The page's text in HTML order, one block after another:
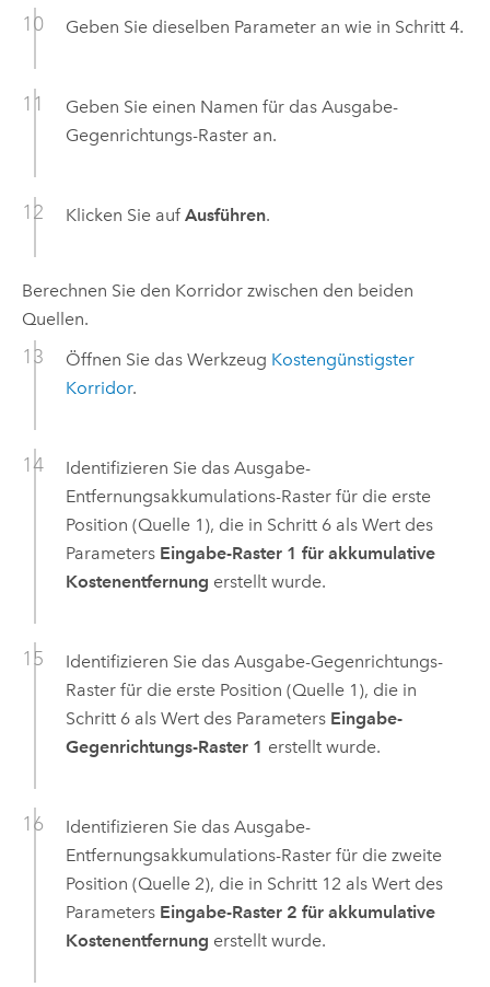
Geben Sie dieselben Parameter an wie in Schritt 4.
Geben Sie einen Namen für das Ausgabe-
Gegenrichtungs-Raster an.
Klicken Sie auf Ausführen.
Berechnen Sie den Korridor zwischen den beiden
Quellen.
Öffnen Sie das Werkzeug Kostengünstigster
Korridor.
Identifizieren Sie das Ausgabe-
Entfernungsakkumulations-Raster für die erste
Position (Quelle 1), die in Schritt 6 als Wert des
Parameters Eingabe-Raster 1 für akkumulative
Kostenentfernung erstellt wurde.
Identifizieren Sie das Ausgabe-Gegenrichtungs-
Raster für die erste Position (Quelle 1), die in
Schritt 6 als Wert des Parameters Eingabe-
Gegenrichtungs-Raster 1 erstellt wurde.
Identifizieren Sie das Ausgabe-
Entfernungsakkumulations-Raster für die zweite
Position (Quelle 2), die in Schritt 12 als Wert des
Parameters Eingabe-Raster 2 für akkumulative
Kostenentfernung erstellt wurde.